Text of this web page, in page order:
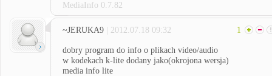
MediaInfo 0.7.82
~JERUKA9 | 2012.07.18 09:32 1
dobry program do info o plikach video/audio
w kodekach k-lite dodany jako(okrojona wersja)
media info lite